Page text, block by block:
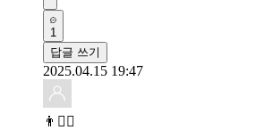
1
답글 쓰기
2025.04.15 19:47
👨❤️‍🔥